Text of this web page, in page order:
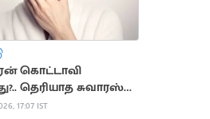
கொட்டாவி
தெரியாத சுவாரஸ்ய
17:07 IST